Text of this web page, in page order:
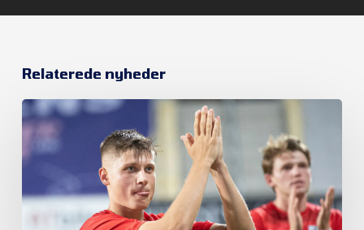
Relaterede nyheder
FC
Helsingør
satte
oprykkerne
på